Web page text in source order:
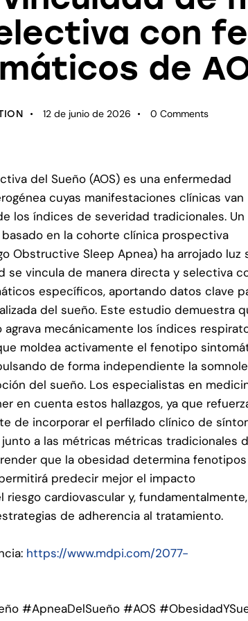
con
de
12 de junio de 2026 0 Comments
del Sueño (AOS) es una enfermedad
cuyas manifestaciones clínicas van
los índices de severidad tradicionales. Un
en la cohorte clínica prospectiva
Obstructive Sleep Apnea) ha arrojado luz
se vincula de manera directa y selectiva
específicos, aportando datos clave
del sueño. Este estudio demuestra
agrava mecánicamente los índices
moldea activamente el fenotipo
de forma independiente la
del sueño. Los especialistas en
en cuenta estos hallazgos, ya que
de incorporar el perfilado clínico de
a las métricas métricas tradicionales
que la obesidad determina fenotipos
predecir mejor el impacto
riesgo cardiovascular y, fundamentalmente,
de adherencia al tratamiento.
https://www.mdpi.com/2077-
#ApneaDelSueño #AOS